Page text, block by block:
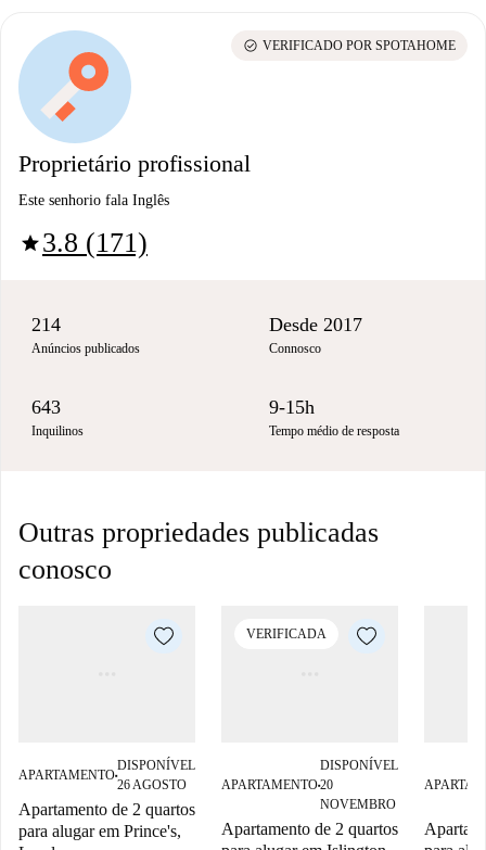
Proprietário profissional
Este senhorio fala Inglês
star3.8 (171)
check_circle VERIFICADO POR SPOTAHOME
214
Anúncios publicados
Desde 2017
Connosco
643
Inquilinos
9-15h
Tempo médio de resposta
Outras propriedades publicadas
conosco
APARTAMENTO■
DISPONÍVEL
26 AGOSTO
Apartamento de 2 quartos
para alugar em Prince's,
VERIFICADA
APARTAMENTO■
DISPONÍVEL
20
NOVEMBRO
Apartamento de 2 quartos